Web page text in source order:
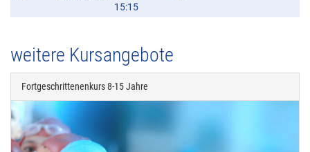
15:15
weitere Kursangebote
Fortgeschrittenenkurs 8-15 Jahre